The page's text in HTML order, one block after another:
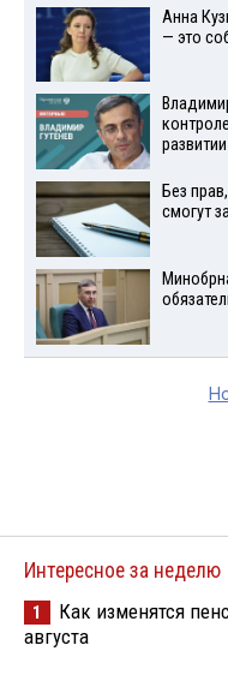
Анна
— это
Без
смогут
Интересное за неделю
1
Как изменятся
августа